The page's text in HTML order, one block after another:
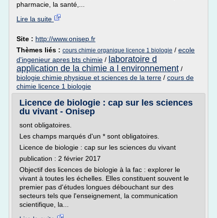
pharmacie, la santé,...
Lire la suite
Site : http://www.onisep.fr
Thèmes liés : cours chimie organique licence 1 biologie / ecole
d'ingenieur apres bts chimie / laboratoire d
application de la chimie a l environnement /
biologie chimie physique et sciences de la terre / cours de
chimie licence 1 biologie
Licence de biologie : cap sur les sciences
du vivant - Onisep
sont obligatoires.
Les champs marqués d'un * sont obligatoires.
Licence de biologie : cap sur les sciences du vivant
publication : 2 février 2017
Objectif des licences de biologie à la fac : explorer le
vivant à toutes les échelles. Elles constituent souvent le
premier pas d'études longues débouchant sur des
secteurs tels que l'enseignement, la communication
scientifique, la...